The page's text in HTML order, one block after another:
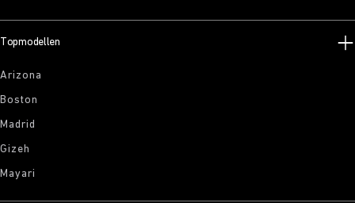
Topmodellen
Arizona
Boston
Madrid
Gizeh
Mayari